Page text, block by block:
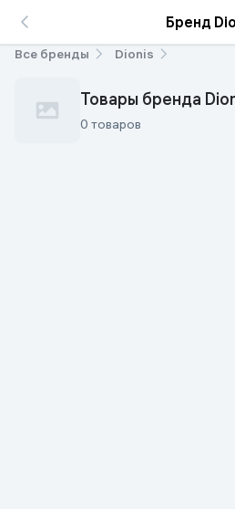
Бренд
Все бренды Dionis
Товары бренда
0 товаров